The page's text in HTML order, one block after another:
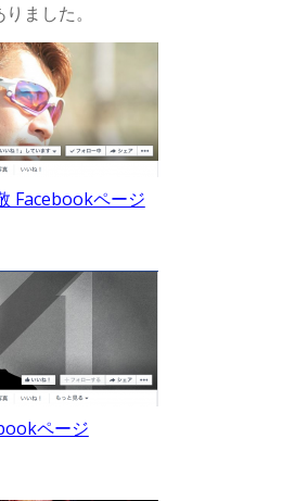
ました。
Facebookページ
ページ